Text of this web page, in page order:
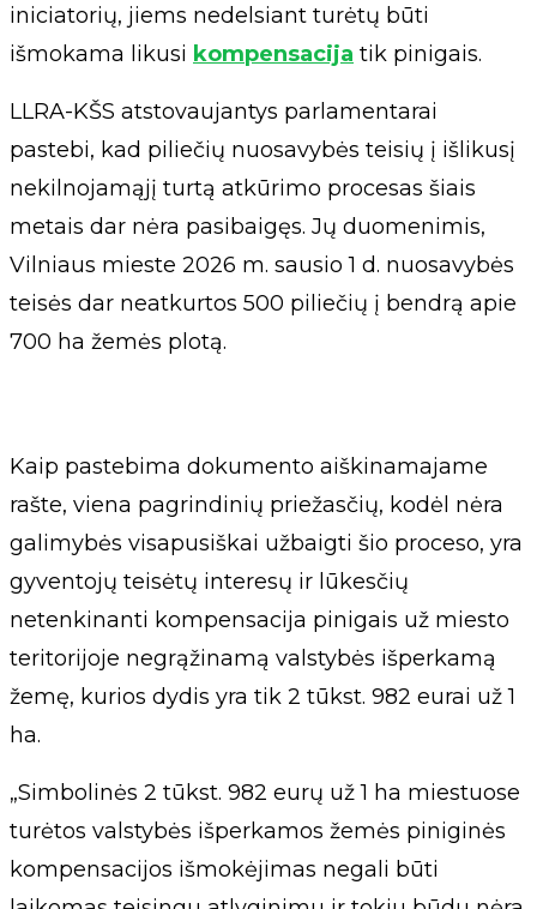
iniciatorių, jiems nedelsiant turėtų būti
išmokama likusi kompensacija tik pinigais.
LLRA-KŠS atstovaujantys parlamentarai
pastebi, kad piliečių nuosavybės teisių į išlikusį
nekilnojamąjį turtą atkūrimo procesas šiais
metais dar nėra pasibaigęs. Jų duomenimis,
Vilniaus mieste 2026 m. sausio 1 d. nuosavybės
teisės dar neatkurtos 500 piliečių į bendrą apie
700 ha žemės plotą.
Kaip pastebima dokumento aiškinamajame
rašte, viena pagrindinių priežasčių, kodėl nėra
galimybės visapusiškai užbaigti šio proceso, yra
gyventojų teisėtų interesų ir lūkesčių
netenkinanti kompensacija pinigais už miesto
teritorijoje negrąžinamą valstybės išperkamą
žemę, kurios dydis yra tik 2 tūkst. 982 eurai už 1
ha.
„Simbolinės 2 tūkst. 982 eurų už 1 ha miestuose
turėtos valstybės išperkamos žemės piniginės
kompensacijos išmokėjimas negali būti